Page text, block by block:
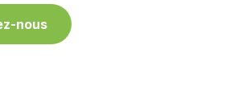
nous